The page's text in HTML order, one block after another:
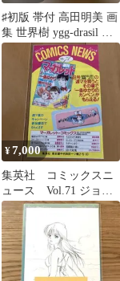
♯初版 帯付 高田明美 画
集 世界樹 ygg-drasil イ
ラスト集 絶版
¥7,000
集英社 コミックスニ
ュース Vol.71 ジョジ
ョの奇妙な冒険 1巻
付属